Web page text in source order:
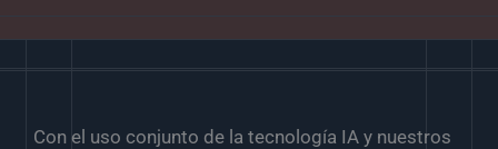
Con el uso conjunto de la tecnología IA y nuestros